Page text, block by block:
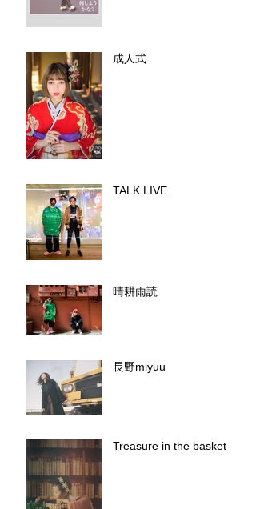
成人式
TALK LIVE
晴耕雨読
長野miyuu
Treasure in the basket